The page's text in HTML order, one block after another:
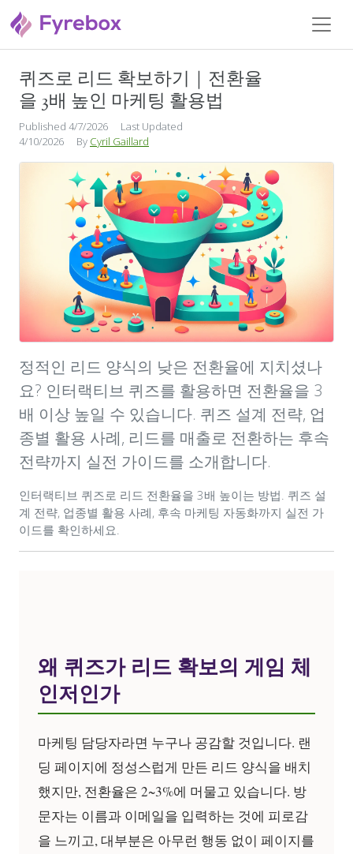
퀴즈로 리드 확보하기｜전환율
을 3배 높인 마케팅 활용법
Published 4/7/2026
Last Updated
4/10/2026
By Cyril Gaillard
정적인 리드 양식의 낮은 전환율에 지치셨나
요? 인터랙티브 퀴즈를 활용하면 전환율을 3
배 이상 높일 수 있습니다. 퀴즈 설계 전략, 업
종별 활용 사례, 리드를 매출로 전환하는 후속
전략까지 실전 가이드를 소개합니다.
인터랙티브 퀴즈로 리드 전환율을 3배 높이는 방법. 퀴즈 설
계 전략, 업종별 활용 사례, 후속 마케팅 자동화까지 실전 가
이드를 확인하세요.
왜 퀴즈가 리드 확보의 게임 체
인저인가
마케팅 담당자라면 누구나 공감할 것입니다. 랜
딩 페이지에 정성스럽게 만든 리드 양식을 배치
했지만, 전환율은 2~3%에 머물고 있습니다. 방
문자는 이름과 이메일을 입력하는 것에 피로감
을 느끼고, 대부분은 아무런 행동 없이 페이지를